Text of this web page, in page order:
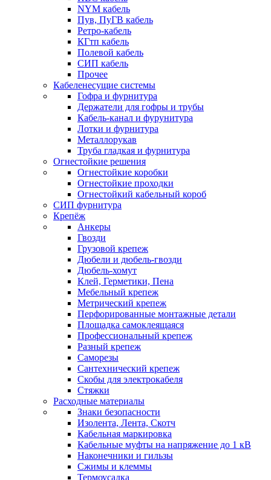
NYM кабель
Пув, ПуГВ кабель
Ретро-кабель
КГтп кабель
Полевой кабель
СИП кабель
Прочее
Кабеленесущие системы
Гофра и фурнитура
Держатели для гофры и трубы
Кабель-канал и фурунитура
Лотки и фурнитура
Металлорукав
Труба гладкая и фурнитура
Огнестойкие решения
Огнестойкие коробки
Огнестойкие проходки
Огнестойкий кабельный короб
СИП фурнитура
Крепёж
Анкеры
Гвозди
Грузовой крепеж
Дюбели и дюбель-гвозди
Дюбель-хомут
Клей, Герметики, Пена
Мебельный крепеж
Метрический крепеж
Перфорированные монтажные детали
Площадка самоклеящаяся
Профессиональный крепеж
Разный крепеж
Саморезы
Сантехнический крепеж
Скобы для электрокабеля
Стяжки
Расходные материалы
Знаки безопасности
Изолента, Лента, Скотч
Кабельная маркировка
Кабельные муфты на напряжение до 1 кВ
Наконечники и гильзы
Сжимы и клеммы
Термоусадка